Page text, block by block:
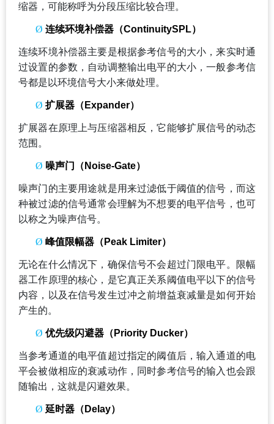
缩器，可能称呼为分段压缩比较合理。
Ø 连续环境补偿器（ContinuitySPL）
连续环境补偿器主要是根据参考信号的大小，来实时通
过设置的参数，自动调整输出电平的大小，一般参考信
号都是以环境信号大小来做处理。
Ø 扩展器（Expander）
扩展器在原理上与压缩器相反，它能够扩展信号的动态
范围。
Ø 噪声门（Noise-Gate）
噪声门的主要用途就是用来过滤低于阈值的信号，而这
种被过滤的信号通常会理解为不想要的电平信号，也可
以称之为噪声信号。
Ø 峰值限幅器（Peak Limiter）
无论在什么情况下，确保信号不会超过门限电平。限幅
器工作原理的核心，是它真正关系阈值电平以下的信号
内容，以及在信号发生过冲之前增益衰减量是如何开始
产生的。
Ø 优先级闪避器（Priority Ducker）
当参考通道的电平值超过指定的阈值后，输入通道的电
平会被做相应的衰减动作，同时参考信号的输入也会跟
随输出，这就是闪避效果。
Ø 延时器（Delay）